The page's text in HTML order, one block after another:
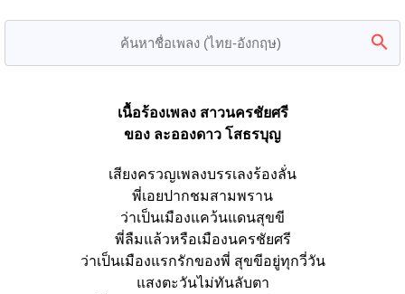
เนื้อร้องเพลง สาวนครชัยศรี
ของ ละอองดาว โสธรบุญ
เสียงครวญเพลงบรรเลงร้องลั่น
พี่เอยปากชมสามพราน
ว่าเป็นเมืองแคว้นแดนสุขขี
พี่ลืมแล้วหรือเมืองนครชัยศรี
ว่าเป็นเมืองแรกรักของพี่ สุขขีอยู่ทุกวี่วัน
แสงตะวันไม่ทันลับตา